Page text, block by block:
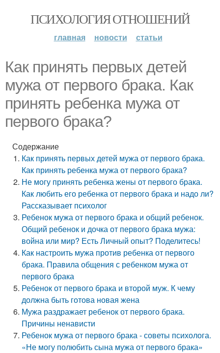
ПСИХОЛОГИЯ ОТНОШЕНИЙ
главная новости статьи
Как принять первых детей
мужа от первого брака. Как
принять ребенка мужа от
первого брака?
Содержание
Как принять первых детей мужа от первого брака.
Как принять ребенка мужа от первого брака?
Не могу принять ребенка жены от первого брака.
Как любить его ребенка от первого брака и надо ли?
Рассказывает психолог
Ребенок мужа от первого брака и общий ребенок.
Общий ребенок и дочка от первого брака мужа:
война или мир? Есть Личный опыт? Поделитесь!
Как настроить мужа против ребенка от первого
брака. Правила общения с ребенком мужа от
первого брака
Ребенок от первого брака и второй муж. К чему
должна быть готова новая жена
Мужа раздражает ребенок от первого брака.
Причины ненависти
Ребенок мужа от первого брака - советы психолога.
«Не могу полюбить сына мужа от первого брака»